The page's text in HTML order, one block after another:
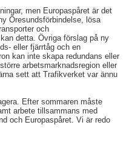
men Europaspåret är det
Öresundsförbindelse, lösa
och
detta. Övriga förslag på ny
eller fjärrtåg och en
kan inte skapa redundans eller
arbetsmarknadsregion eller
sett att Trafikverket var ännu
Efter sommaren måste
arbete tillsammans med
och Europaspåret. Vi är redo